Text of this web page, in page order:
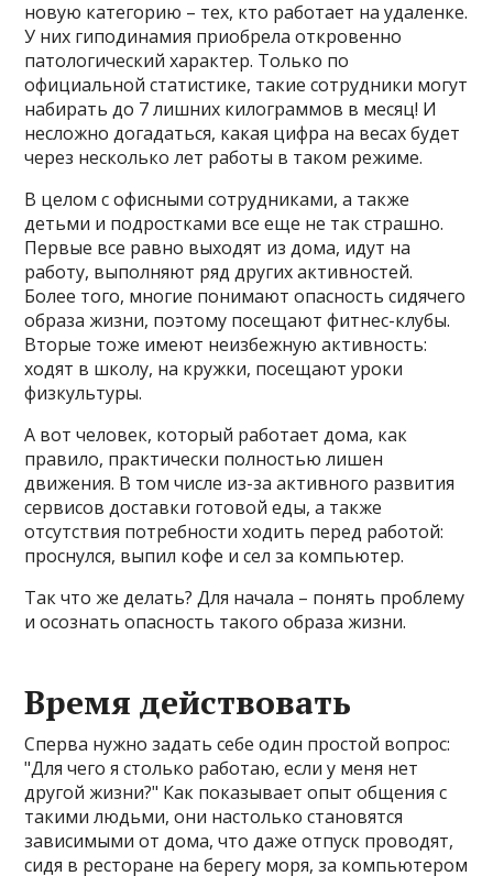
новую категорию – тех, кто работает на удаленке.
У них гиподинамия приобрела откровенно
патологический характер. Только по
официальной статистике, такие сотрудники могут
набирать до 7 лишних килограммов в месяц! И
несложно догадаться, какая цифра на весах будет
через несколько лет работы в таком режиме.
В целом с офисными сотрудниками, а также
детьми и подростками все еще не так страшно.
Первые все равно выходят из дома, идут на
работу, выполняют ряд других активностей.
Более того, многие понимают опасность сидячего
образа жизни, поэтому посещают фитнес-клубы.
Вторые тоже имеют неизбежную активность:
ходят в школу, на кружки, посещают уроки
физкультуры.
А вот человек, который работает дома, как
правило, практически полностью лишен
движения. В том числе из-за активного развития
сервисов доставки готовой еды, а также
отсутствия потребности ходить перед работой:
проснулся, выпил кофе и сел за компьютер.
Так что же делать? Для начала – понять проблему
и осознать опасность такого образа жизни.
Время действовать
Сперва нужно задать себе один простой вопрос:
"Для чего я столько работаю, если у меня нет
другой жизни?" Как показывает опыт общения с
такими людьми, они настолько становятся
зависимыми от дома, что даже отпуск проводят,
сидя в ресторане на берегу моря, за компьютером